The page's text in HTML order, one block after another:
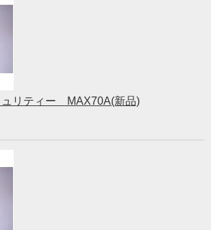
ュリティー MAX70A(新品)